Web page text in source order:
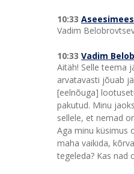
10:33
Vadim
10:33 Vadim
Aitäh! Selle teema
arvatavasti jõuab
[eelnõuga]
pakutud. Minu
sellele, et nemad
Aga minu küsimus
maha vaikida,
tegeleda? Kas nad